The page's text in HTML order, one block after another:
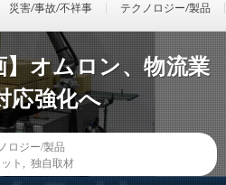
災害/事故/不祥事 テクノロジー/製品
】オムロン、物流業
応強化へ
ロジー/製品
ト 独自取材